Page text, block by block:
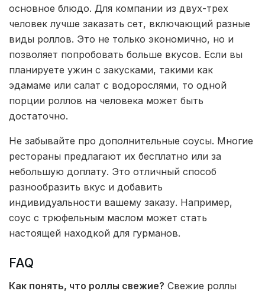
основное блюдо. Для компании из двух-трех
человек лучше заказать сет, включающий разные
виды роллов. Это не только экономично, но и
позволяет попробовать больше вкусов. Если вы
планируете ужин с закусками, такими как
эдамаме или салат с водорослями, то одной
порции роллов на человека может быть
достаточно.
Не забывайте про дополнительные соусы. Многие
рестораны предлагают их бесплатно или за
небольшую доплату. Это отличный способ
разнообразить вкус и добавить
индивидуальности вашему заказу. Например,
соус с трюфельным маслом может стать
настоящей находкой для гурманов.
FAQ
Как понять, что роллы свежие? Свежие роллы